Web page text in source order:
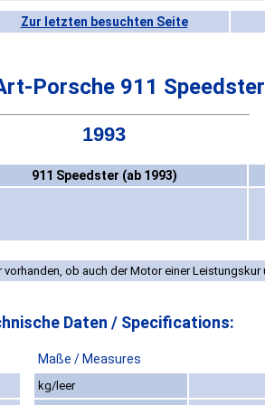
Zur letzten besuchten Seite
Porsche 911 Speedster
1993
911 Speedster (ab 1993)
ob auch der Motor einer
Daten / Specifications:
Maße / Measures
kg/leer